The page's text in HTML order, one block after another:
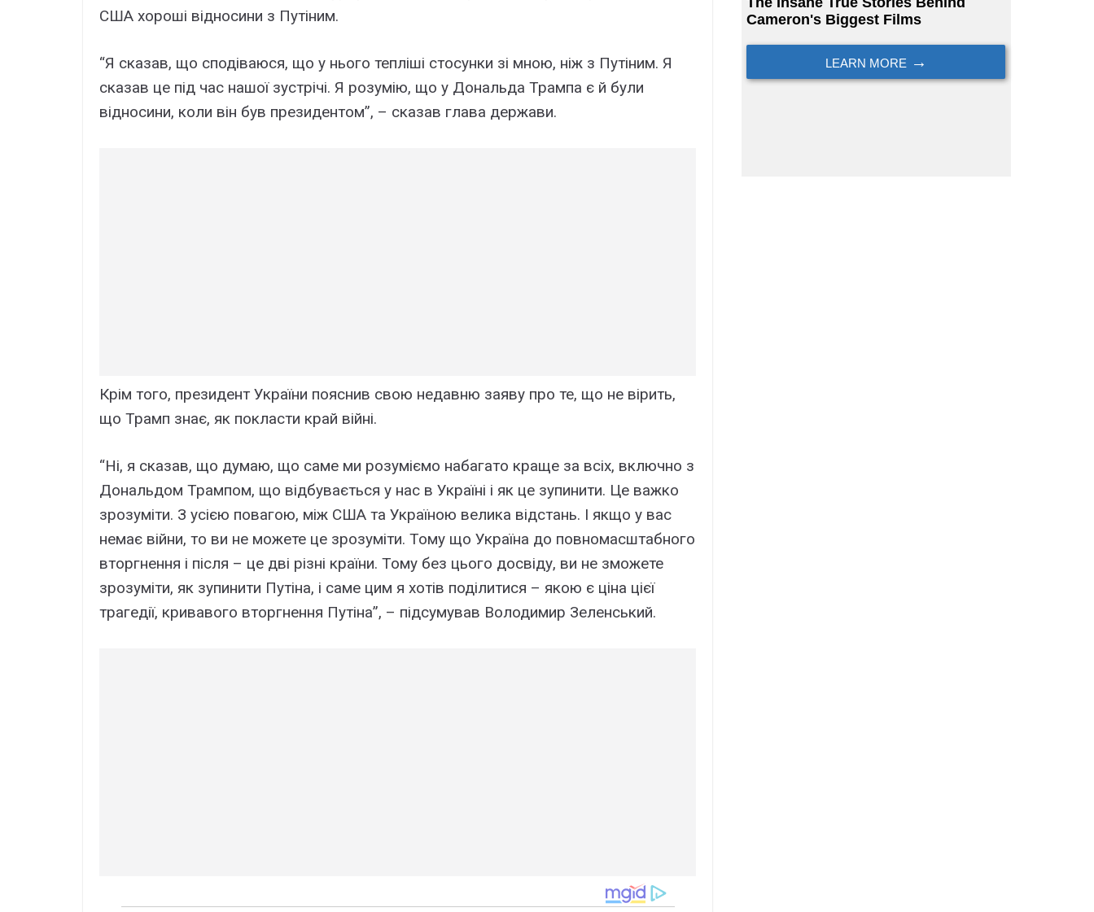
США хороші відносини з Путіним.
“Я сказав, що сподіваюся, що у нього тепліші стосунки зі мною, ніж з Путіним. Я
сказав це під час нашої зустрічі. Я розумію, що у Дональда Трампа є й були
відносини, коли він був президентом”, – сказав глава держави.
Крім того, президент України пояснив свою недавню заяву про те, що не вірить,
що Трамп знає, як покласти край війні.
“Ні, я сказав, що думаю, що саме ми розуміємо набагато краще за всіх, включно з
Дональдом Трампом, що відбувається у нас в Україні і як це зупинити. Це важко
зрозуміти. З усією повагою, між США та Україною велика відстань. І якщо у вас
немає війни, то ви не можете це зрозуміти. Тому що Україна до повномасштабного
вторгнення і після – це дві різні країни. Тому без цього досвіду, ви не зможете
зрозуміти, як зупинити Путіна, і саме цим я хотів поділитися – якою є ціна цієї
трагедії, кривавого вторгнення Путіна”, – підсумував Володимир Зеленський.